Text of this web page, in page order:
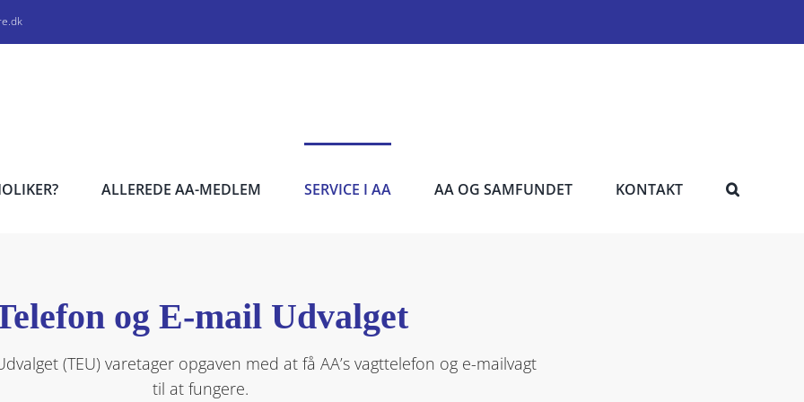
ALLEREDE AA-MEDLEM SERVICE I AA AA OG SAMFUNDET KONTAKT
og E-mail Udvalget
(TEU) varetager opgaven med at få AA’s vagttelefon og e-mailvagt
til at fungere.